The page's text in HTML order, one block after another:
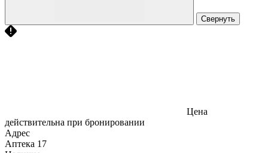
Свернуть
Цена
действительна при бронировании
Адрес
Аптека 17